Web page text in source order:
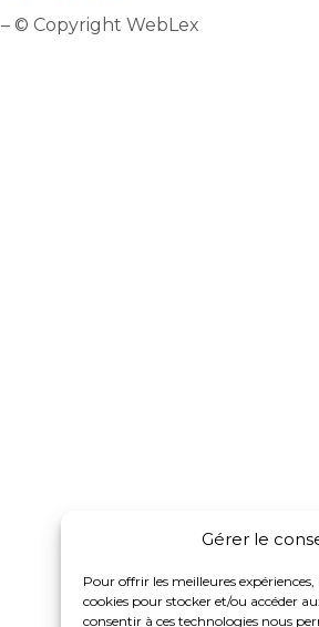
Gérer le
Pour offrir les meilleures
cookies pour stocker et/ou accéder
consentir à ces technologies nous
– © Copyright WebLex